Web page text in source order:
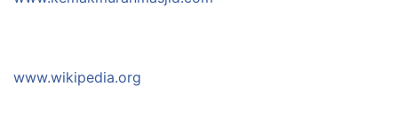
www.wikipedia.org